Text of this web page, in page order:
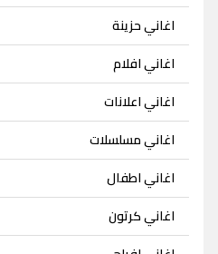
اغاني حزينة
اغاني افلام
اغاني اعلانات
اغاني مسلسلات
اغاني اطفال
اغاني كرتون